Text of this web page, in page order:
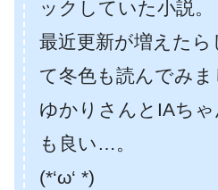
ックしていた小説。
最近更新が増えたら
て冬色も読んでみま
ゆかりさんとIAち
も良い…。
(*‘ω‘ *)